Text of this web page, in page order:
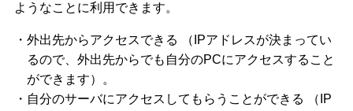
ようなことに利用できます。
外出先からアクセスできる （IPアドレスが決まってい
るので、外出先からでも自分のPCにアクセスすること
ができます）。
自分のサーバにアクセスしてもらうことができる （IP